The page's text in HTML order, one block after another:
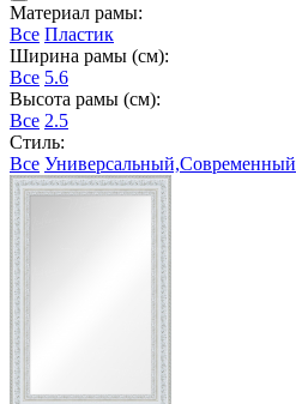
Материал рамы:
Все Пластик
Ширина рамы (см):
Все 5.6
Высота рамы (см):
Все 2.5
Стиль:
Все Универсальный,Современный